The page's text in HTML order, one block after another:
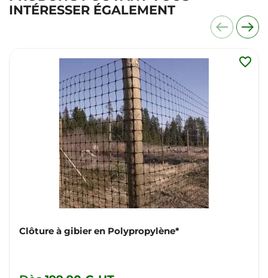
INTÉRESSER ÉGALEMENT
Clôture à gibier en Polypropylène*
favorite_border